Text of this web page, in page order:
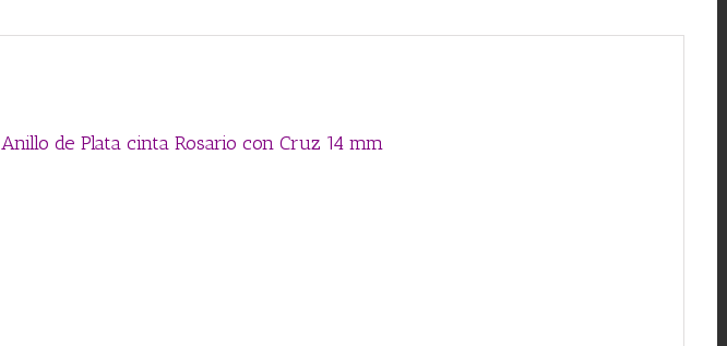
Anillo de Plata cinta Rosario con Cruz 14 mm